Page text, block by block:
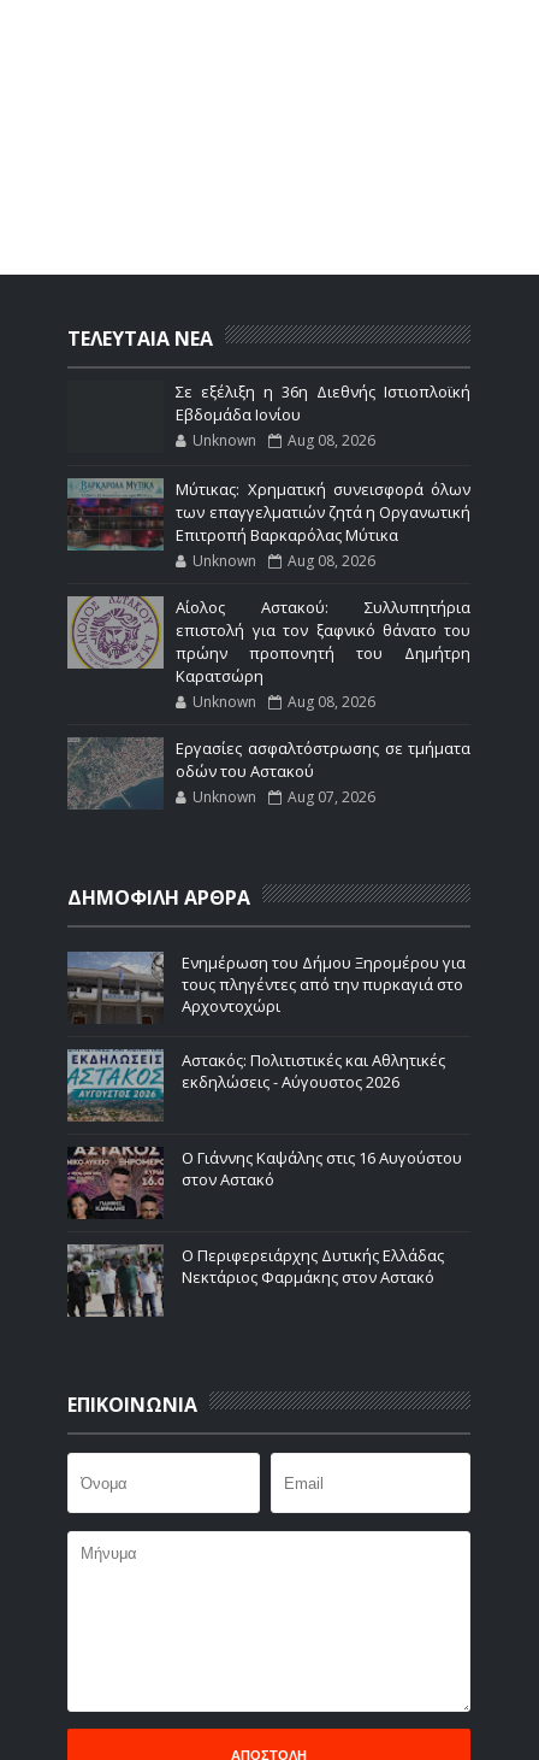
ΤΕΛΕΥΤΑΙΑ ΝΕΑ
Σε εξέλιξη η 36η Διεθνής Ιστιοπλοϊκή
Εβδομάδα Ιονίου
Unknown Aug 08, 2026
Μύτικας: Χρηματική συνεισφορά όλων
των επαγγελματιών ζητά η Οργανωτική
Επιτροπή Βαρκαρόλας Μύτικα
Unknown Aug 08, 2026
Αίολος Αστακού: Συλλυπητήρια
επιστολή για τον ξαφνικό θάνατο του
πρώην προπονητή του Δημήτρη
Καρατσώρη
Unknown Aug 08, 2026
Εργασίες ασφαλτόστρωσης σε τμήματα
οδών του Αστακού
Unknown Aug 07, 2026
ΔΗΜΟΦΙΛΗ ΑΡΘΡΑ
Ενημέρωση του Δήμου Ξηρομέρου για
τους πληγέντες από την πυρκαγιά στο
Αρχοντοχώρι
Αστακός: Πολιτιστικές και Αθλητικές
εκδηλώσεις - Αύγουστος 2026
Ο Γιάννης Καψάλης στις 16 Αυγούστου
στον Αστακό
Ο Περιφερειάρχης Δυτικής Ελλάδας
Νεκτάριος Φαρμάκης στον Αστακό
ΕΠΙΚΟΙΝΩΝΙΑ